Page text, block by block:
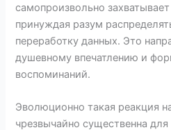
самопроизвольно
принуждая разум
переработку данных. Это
душевному впечатлению и
воспоминаний.
Эволюционно такая реакция
чрезвычайно существенна